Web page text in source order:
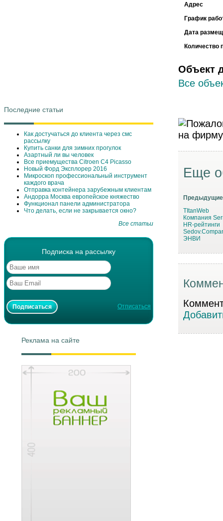
Последние статьи
Как достучаться до клиента через смс
рассылку
Купить санки для зимних прогулок
Азартный ли вы человек
Все приемущества Сitroen C4 Picasso
Новый Форд Эксплорер 2016
Микроскоп профессиональный инструмент
каждого врача
Отправка контейнера зарубежным клиентам
Андорра Москва европейское княжество
Функционал панели администратора
Что делать, если не закрывается окно?
Все статьи
Подписка на рассылку
Отписаться
Реклама на сайте
Адрес
График
Дата
Количество
Объект
Все
Еще
TItanWeb
Компания
HR-рейтинги
ЭНВИ